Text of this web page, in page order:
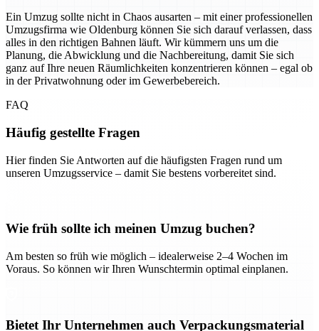
Ein Umzug sollte nicht in Chaos ausarten – mit einer professionellen
Umzugsfirma wie Oldenburg können Sie sich darauf verlassen, dass
alles in den richtigen Bahnen läuft. Wir kümmern uns um die
Planung, die Abwicklung und die Nachbereitung, damit Sie sich
ganz auf Ihre neuen Räumlichkeiten konzentrieren können – egal ob
in der Privatwohnung oder im Gewerbebereich.
FAQ
Häufig gestellte Fragen
Hier finden Sie Antworten auf die häufigsten Fragen rund um
unseren Umzugsservice – damit Sie bestens vorbereitet sind.
Wie früh sollte ich meinen Umzug buchen?
Am besten so früh wie möglich – idealerweise 2–4 Wochen im
Voraus. So können wir Ihren Wunschtermin optimal einplanen.
Bietet Ihr Unternehmen auch Verpackungsmaterial